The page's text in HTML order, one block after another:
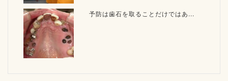
予防は歯石を取ることだけではあ...